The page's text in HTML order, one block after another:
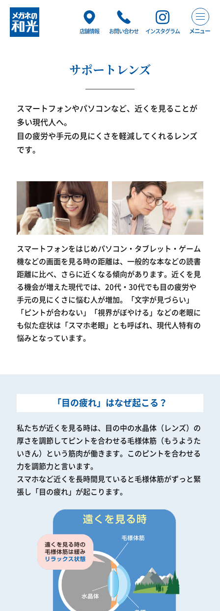
店舗情報 お問い合わせ インスタグラム メニュー
サポートレンズ
スマートフォンやパソコンなど、近くを見ることが
多い現代人へ。
目の疲労や手元の見にくさを軽減してくれるレンズ
です。
スマートフォンをはじめパソコン・タブレット・ゲーム
機などの画面を見る時の距離は、一般的な本などの読書
距離に比べ、さらに近くなる傾向があります。近くを見
る機会が増えた現代では、20代・30代でも目の疲労や
手元の見にくさに悩む人が増加。「文字が見づらい」
「ピントが合わない」「視界がぼやける」などの老眼に
も似た症状は「スマホ老眼」とも呼ばれ、現代人特有の
悩みとなっています。
「目の疲れ」はなぜ起こる？
私たちが近くを見る時は、目の中の水晶体（レンズ）の
厚さを調節してピントを合わせる 毛様体筋（もうようた
いきん）という筋肉が働きます。このピントを合わせる
力を調節力と言います。
スマホなど近くを長時間見ていると毛様体筋がずっと緊
張し「目の疲れ」が起こります。